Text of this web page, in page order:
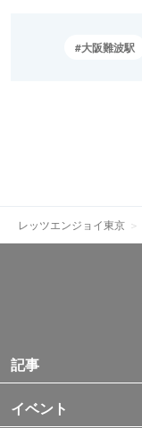
大阪難波駅
レッツエンジョイ東京
記事
イベント